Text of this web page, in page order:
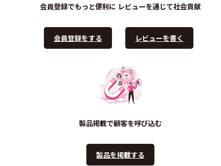
会員登録でもっと便利に
会員登録をする
レビューを通じて社会貢献
レビューを書く
製品掲載で顧客を呼び込む
製品を掲載する